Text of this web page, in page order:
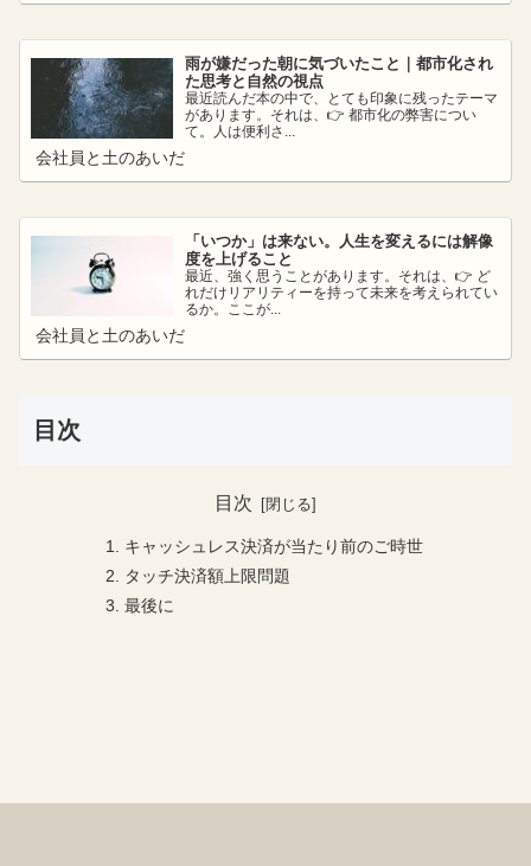
雨が嫌だった朝に気づいたこと｜都市化され
た思考と自然の視点
最近読んだ本の中で、とても印象に残ったテーマ
があります。それは、👉 都市化の弊害につい
て。人は便利さ...
会社員と土のあいだ
「いつか」は来ない。人生を変えるには解像
度を上げること
最近、強く思うことがあります。それは、👉 ど
れだけリアリティーを持って未来を考えられてい
るか。ここが...
会社員と土のあいだ
目次
目次
キャッシュレス決済が当たり前のご時世
タッチ決済額上限問題
最後に